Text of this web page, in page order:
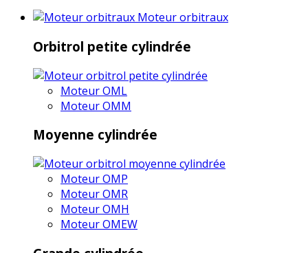
Moteur orbitraux
Orbitrol petite cylindrée
Moteur OML
Moteur OMM
Moyenne cylindrée
Moteur OMP
Moteur OMR
Moteur OMH
Moteur OMEW